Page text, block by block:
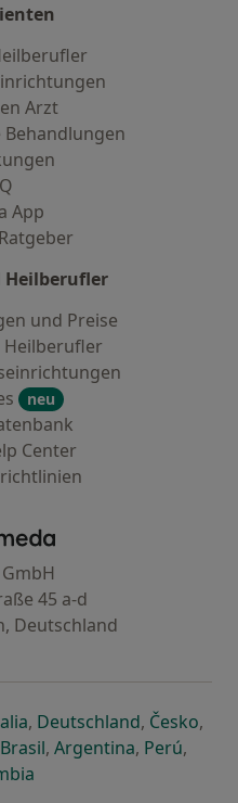
Arzt
App
Heilberufler
und Preise
Heilberufler
neu
Center
- Startseite
45 a-d
Deutschland
Registerkarte
neuen Registerkarte
in einer neuen
öffnet in einer neuen
, Deutschlandöffnet in
, Česko,
Registerkarte
einer neuen Registerkarte
in einer neuen
Brasilöffnet in einer neuen
, Argentinaöffnet in
, Perúöffnet
,